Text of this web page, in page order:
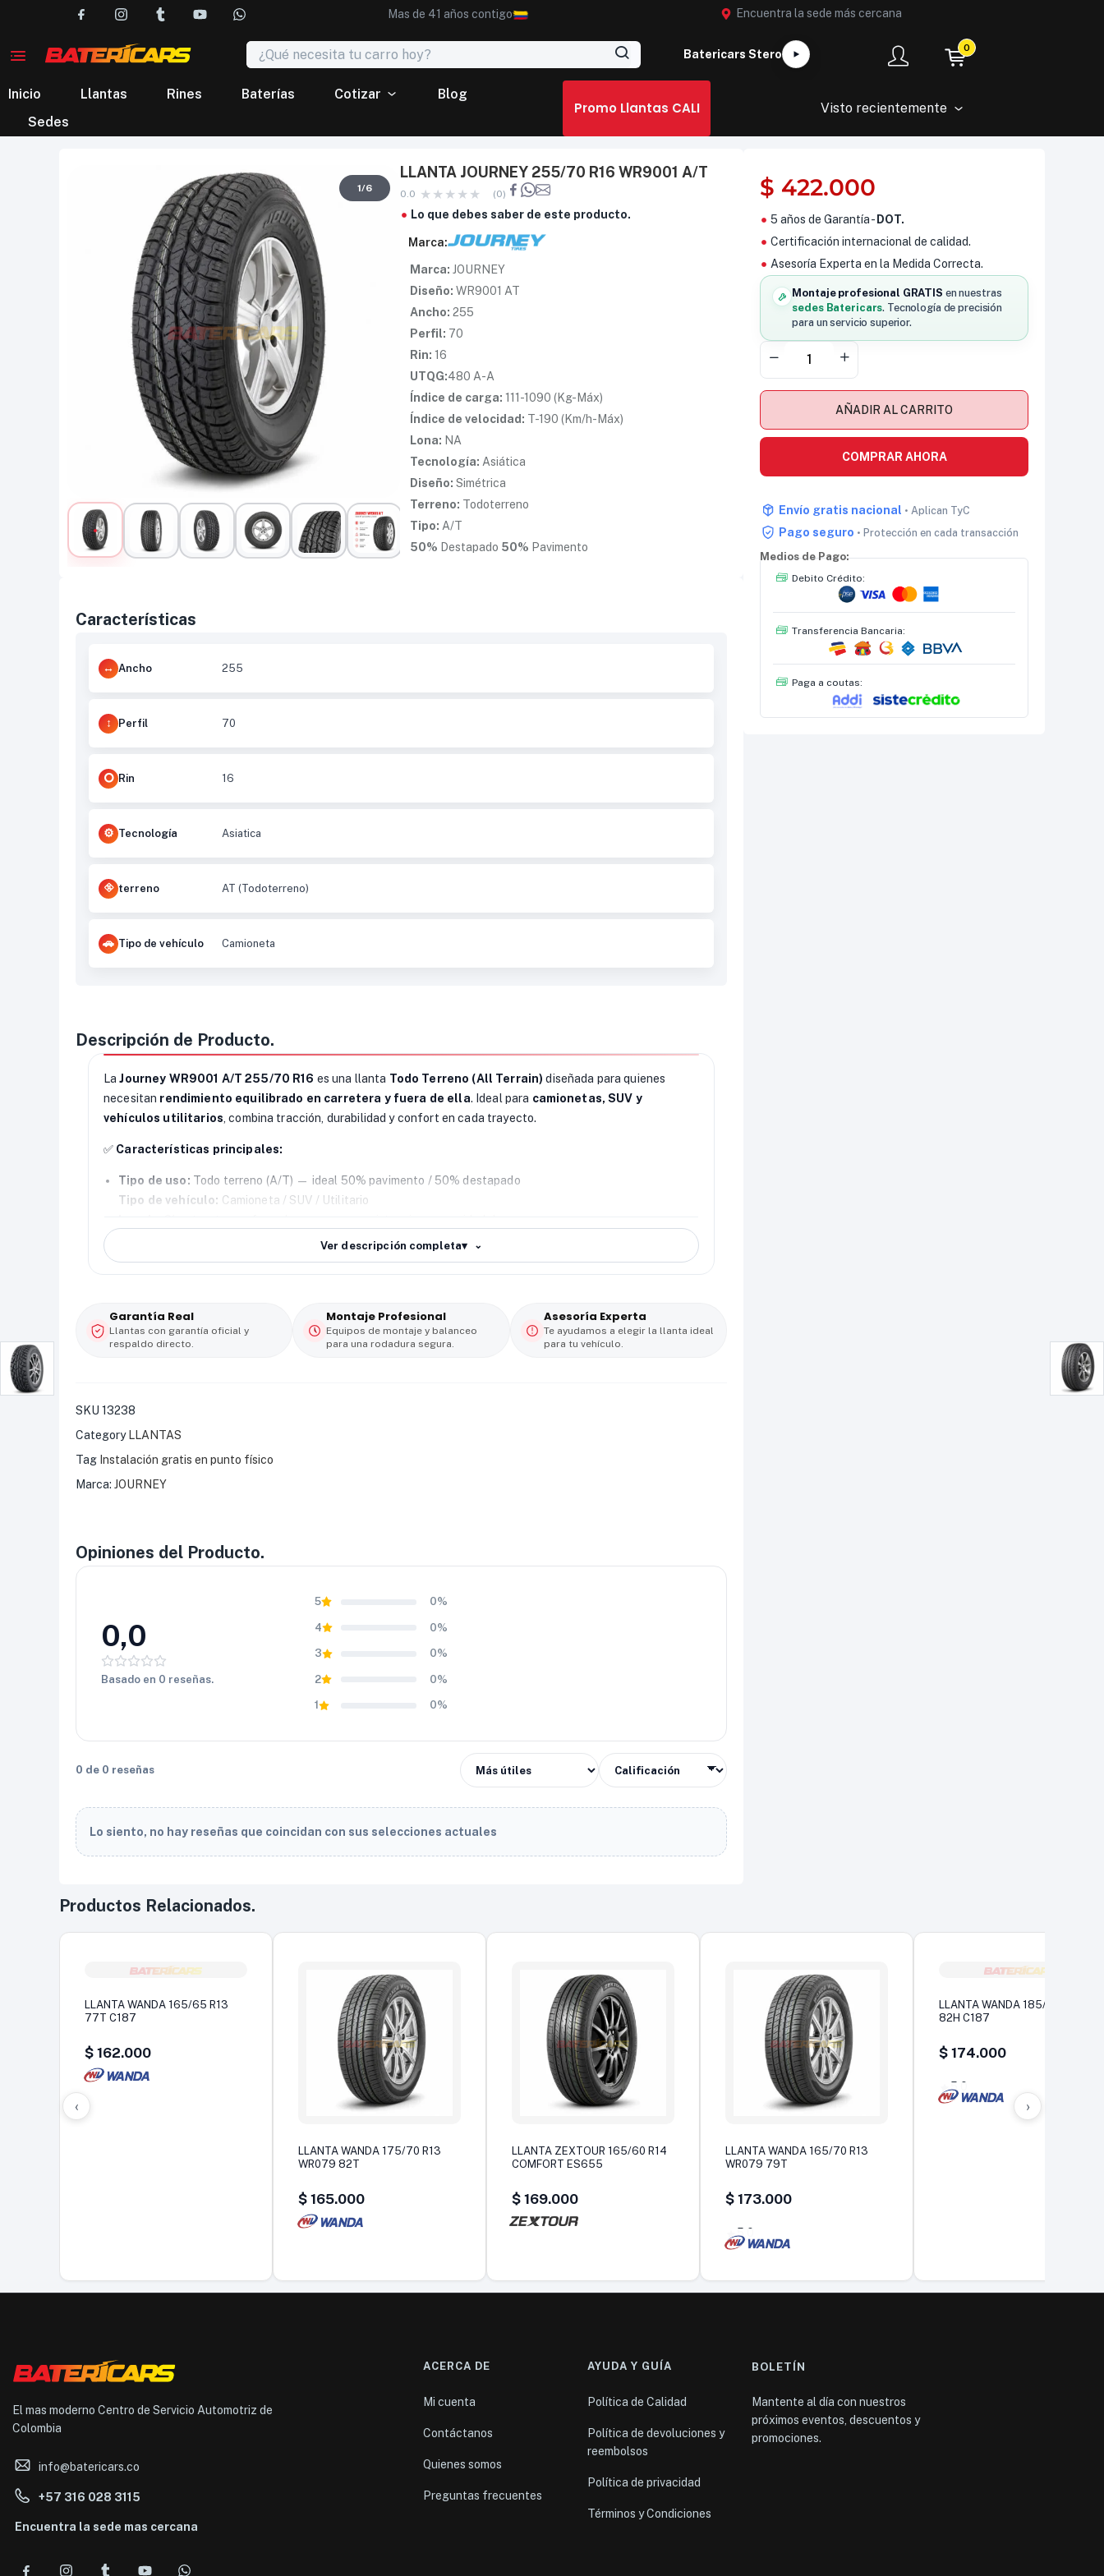
Mas de 41 años contigo Encuentra la sede más cercana
Batericars Stero 0
Inicio Llantas Rines Baterías Cotizar
Blog
Sedes
Promo Llantas CALI Visto recientemente
1/6
LLANTA JOURNEY 255/70 R16 WR9001 A/T
0.0 (0)
Lo que debes saber de este producto.
Marca:
Marca: JOURNEY
Diseño: WR9001 AT
Ancho: 255
Perfil: 70
Rin: 16
UTQG:480 A-A
Índice de carga: 111-1090 (Kg-Máx)
Índice de velocidad: T-190 (Km/h-Máx)
Lona: NA
Tecnología: Asiática
Diseño: Simétrica
Terreno: Todoterreno
Tipo: A/T
50% Destapado 50% Pavimento
Características
Ancho 255
Perfil 70
Rin 16
Tecnología Asiatica
terreno AT (Todoterreno)
Tipo de vehículo Camioneta
Descripción de Producto.
LaJourney WR9001 A/T 255/70 R16 es una llanta Todo Terreno (All Terrain) diseñada para quienes
necesitan rendimiento equilibrado en carretera y fuera de ella. Ideal para camionetas, SUV y
vehículos utilitarios , combina tracción, durabilidad y confort en cada trayecto.
✅ Características principales:
Tipo de uso: Todo terreno (A/T) — ideal 50% pavimento / 50% destapado
Tipo de vehículo: Camioneta / SUV / Utilitario
en superficies secas, húmedas o irregulares
Bloques robustosen la banda de rodamiento que mejoran el control y la expulsión de lodo
Diseño resistente a cortes y pinchazos, ideal para trabajo o aventura
💪 LaJourney WR9001 A/T ofrece laversatilidad y confianzaque necesitas para conducir sin límites, ya
sea en ciudad, carretera o caminos rurales.
Ver descripción completa▾
Garantía Real
Llantas con garantía oficial y
respaldo directo.
Montaje Profesional
Equipos de montaje y balanceo
para una rodadura segura.
Asesoría Experta
Te ayudamos a elegir la llanta ideal
para tu vehículo.
SKU 13238
Category LLANTAS
Tag Instalación gratis en punto físico
Marca: JOURNEY
Opiniones del Producto.
0,0
Basado en 0 reseñas.
5 0%
4 0%
3 0%
2 0%
1 0%
0 de 0 reseñas
Lo siento, no hay reseñas que coincidan con sus selecciones actuales
$ 422.000
5 años de Garantía - DOT.
Certificación internacional de calidad.
Asesoría Experta en la Medida Correcta.
Montaje profesional GRATIS en nuestras
sedes Batericars. Tecnología de precisión
para un servicio superior.
AÑADIR AL CARRITO
COMPRAR AHORA
Envío gratis nacional • Aplican TyC
Pago seguro • Protección en cada transacción
Medios de Pago:
Debito Crédito:
Transferencia Bancaria:
Paga a coutas:
Productos Relacionados.
‹
LLANTA WANDA 165/65 R13
77T C187
$ 162.000
LLANTA WANDA 175/70 R13
WR079 82T
$ 165.000
LLANTA ZEXTOUR 165/60 R14
COMFORT ES655
$ 169.000
LLANTA WANDA 165/70 R13
WR079 79T
$ 173.000
5,0
LLANTA WANDA 185/60 R14
82H C187
$ 174.000
5,0
›
El mas moderno Centro de Servicio Automotriz de
Colombia
info@batericars.co
+57 316 028 3115
Encuentra la sede mas cercana
ACERCA DE
Mi cuenta
Contáctanos
Quienes somos
Preguntas frecuentes
AYUDA Y GUÍA
Política de Calidad
Política de devoluciones y
reembolsos
Política de privacidad
Términos y Condiciones
BOLETÍN
Mantente al día con nuestros
próximos eventos, descuentos y
promociones.